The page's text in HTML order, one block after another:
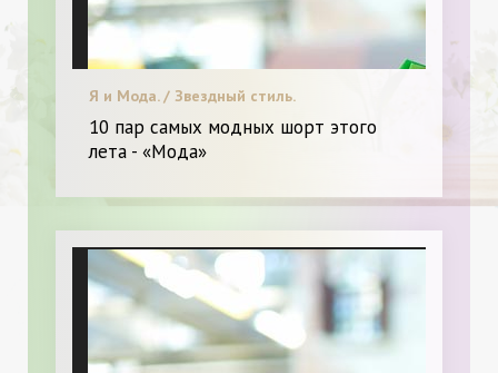
Я и Мода. / Звездный стиль.
10 пар самых модных шорт этого
лета - «Мода»